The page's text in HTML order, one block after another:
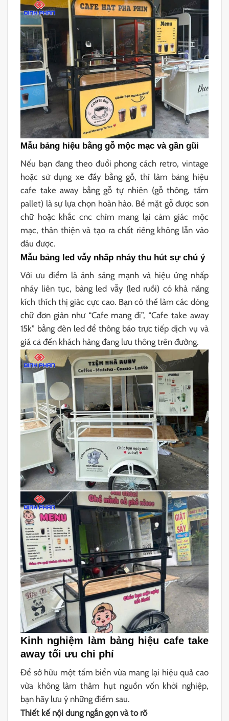
Mẫu bảng hiệu bằng gỗ mộc mạc và gần gũi
Nếu bạn đang theo đuổi phong cách retro, vintage
hoặc sử dụng xe đẩy bằng gỗ, thì làm bảng hiệu
cafe take away bằng gỗ tự nhiên (gỗ thông, tấm
pallet) là sự lựa chọn hoàn hảo. Bề mặt gỗ được sơn
chữ hoặc khắc cnc chìm mang lại cảm giác mộc
mạc, thân thiện và tạo ra chất riêng không lẫn vào
đâu được.
Mẫu bảng led vẫy nhấp nháy thu hút sự chú ý
Với ưu điểm là ánh sáng mạnh và hiệu ứng nhấp
nháy liên tục, bảng led vẫy (led ruồi) có khả năng
kích thích thị giác cực cao. Bạn có thể làm các dòng
chữ đơn giản như “Cafe mang đi”, “Cafe take away
15k” bằng đèn led để thông báo trực tiếp dịch vụ và
giá cả đến khách hàng đang lưu thông trên đường.
Kinh nghiệm làm bảng hiệu cafe take
away tối ưu chi phí
Để sở hữu một tấm biển vừa mang lại hiệu quả cao
vừa không làm thâm hụt nguồn vốn khởi nghiệp,
bạn hãy lưu ý những điểm sau.
Thiết kế nội dung ngắn gọn và to rõ